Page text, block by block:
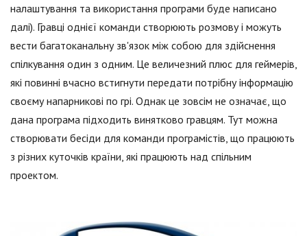
налаштування та використання програми буде написано
далі). Гравці однієї команди створюють розмову і можуть
вести багатоканальну зв'язок між собою для здійснення
спілкування один з одним. Це величезний плюс для геймерів,
які повинні вчасно встигнути передати потрібну інформацію
своєму напарникові по грі. Однак це зовсім не означає, що
дана програма підходить винятково гравцям. Тут можна
створювати бесіди для команди програмістів, що працюють
з різних куточків країни, які працюють над спільним
проектом.